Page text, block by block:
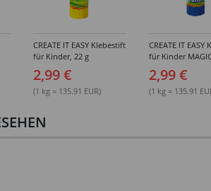
CREATE IT EASY Klebestift
für Kinder, 22 g
2,99 €
(1 kg = 135.91 EUR)
CREATE IT
für Kinder
2,99 €
(1 kg = 135.91